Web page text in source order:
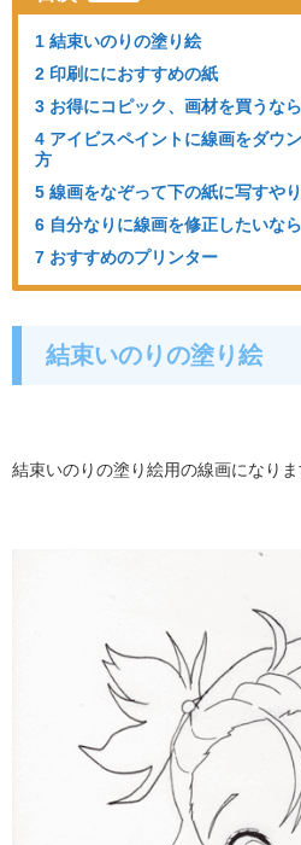
1 結束いのりの塗り絵
2 印刷ににおすすめの紙
3 お得にコピック、画材を買うな
4 アイビスペイントに線画をダウ
方
5 線画をなぞって下の紙に写すや
6 自分なりに線画を修正したいな
7 おすすめのプリンター
結束いのりの塗り絵
結束いのりの塗り絵用の線画になりま